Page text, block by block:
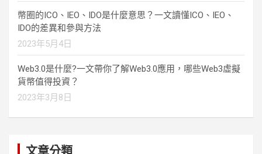
幣圈的ICO、IEO、IDO是什麼意思？一文讀懂ICO、IEO、
IDO的差異和參與方法
2023年5月4日
Web3.0是什麼?一文帶你了解Web3.0應用，哪些Web3虛擬
貨幣值得投資？
2023年3月8日
文章分類